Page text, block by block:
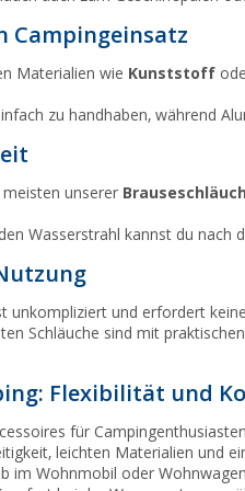
Campingeinsatz
Materialien wie Kunststoff
zu handhaben, während
unserer
Wasserstrahl kannst du nach
unkompliziert und erfordert
Schläuche sind mit
Flexibilität und
für
leichten Materialien und
im Wohnmobil oder